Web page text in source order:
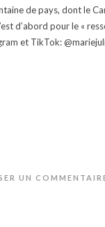
de pays, dont le
d’abord pour le «
et TikTok:
UN